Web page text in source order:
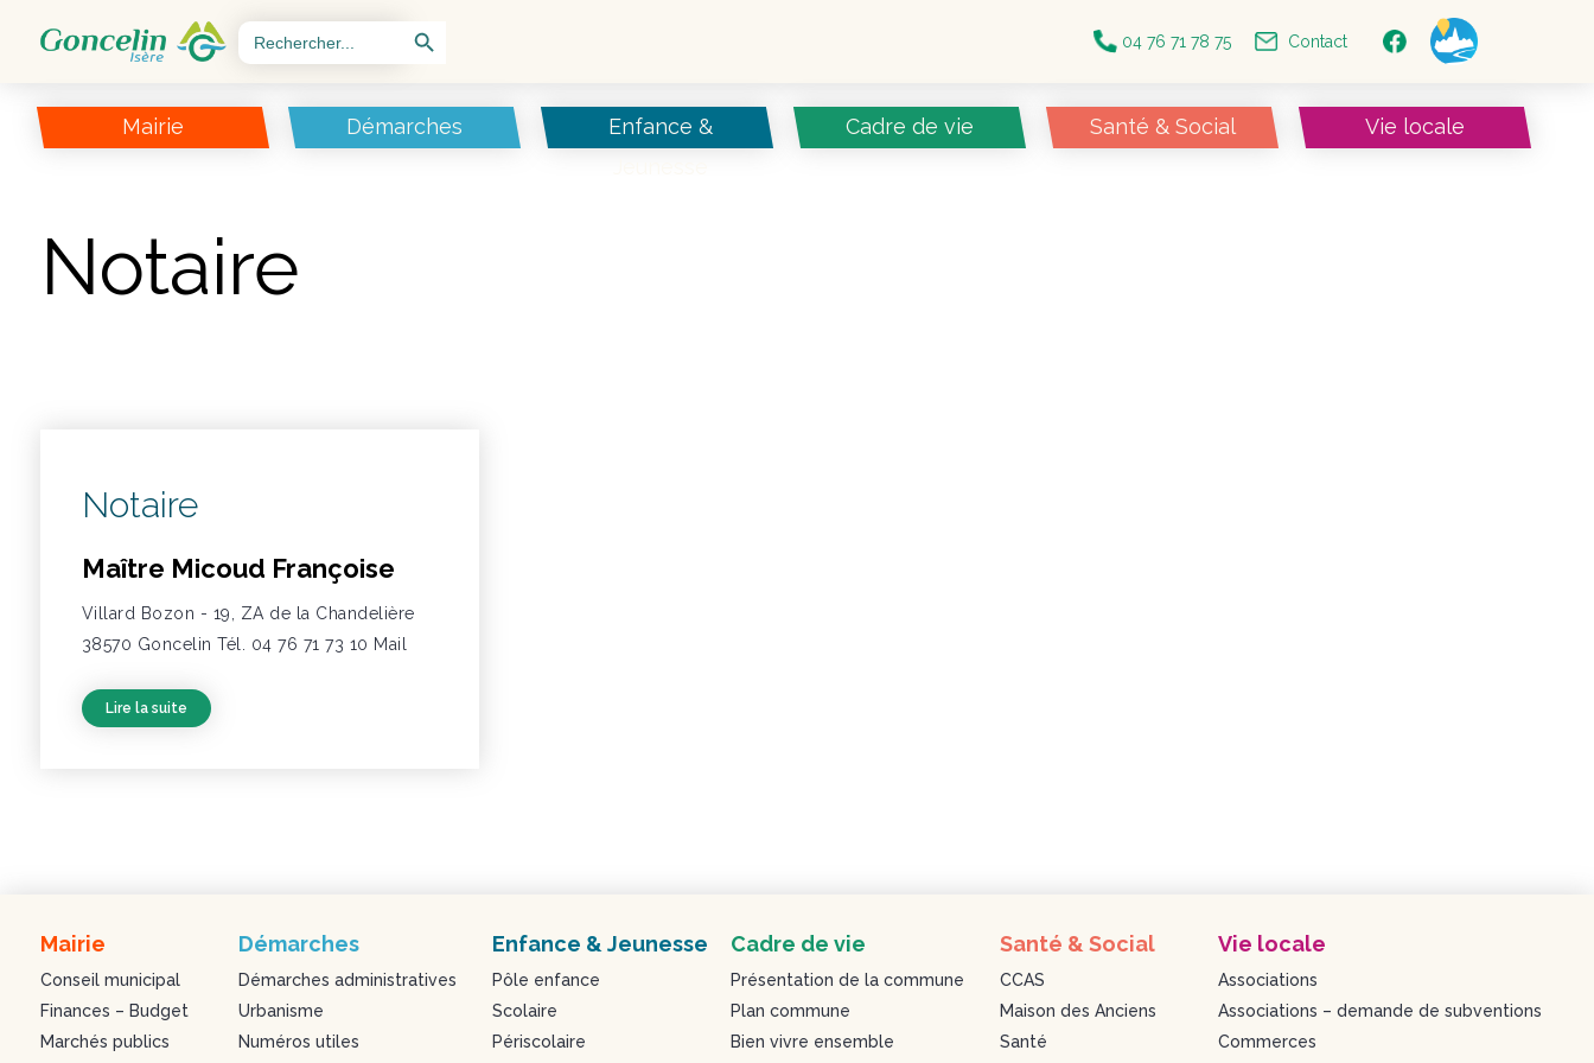
Search
for:
Search Button
04 76 71 78 75 Contact
Mairie Démarches
Enfance &
Cadre de vie Santé & Social Vie locale
Notaire
Notaire
Maître Micoud Françoise
Villard Bozon - 19, ZA de la Chandelière
38570 Goncelin Tél. 04 76 71 73 10 Mail
Lire la suite
Mairie
Conseil municipal
Finances – Budget
Marchés publics
Démarches
Démarches administratives
Urbanisme
Numéros utiles
Enfance & Jeunesse
Pôle enfance
Scolaire
Périscolaire
Cadre de vie
Présentation de la commune
Plan commune
Bien vivre ensemble
Santé & Social
CCAS
Maison des Anciens
Santé
Vie locale
Associations
Associations – demande de subventions
Commerces